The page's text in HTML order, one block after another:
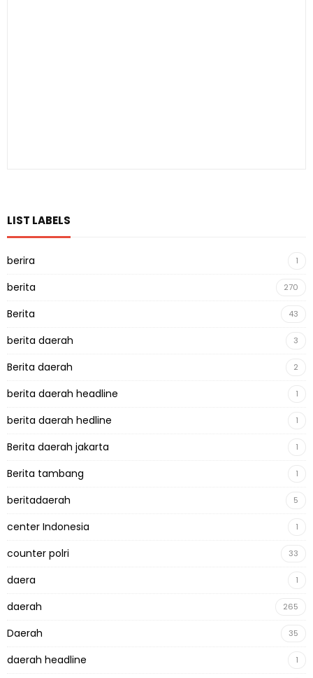
LIST LABELS
berira 1
berita 270
Berita 43
berita daerah 3
Berita daerah 2
berita daerah headline 1
berita daerah hedline 1
Berita daerah jakarta 1
Berita tambang 1
beritadaerah 5
center Indonesia 1
counter polri 33
daera 1
daerah 265
Daerah 35
daerah headline 1